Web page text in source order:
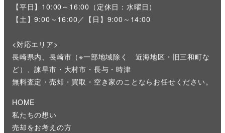
【平日】10:00～16:00（定休日：水曜日）
【土】9:00～16:00／【日】9:00～14:00
<対応エリア>
長崎県内、長崎市（※一部地域除く 近海地区・旧三和町な
ど）、諫早市・大村市・長与・時津
無料査定・売却・買取・空き家のことならお任せください。
HOME
私たちの想い
売却をお考えの方